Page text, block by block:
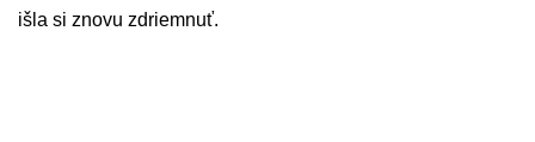
išla si znovu zdriemnuť.